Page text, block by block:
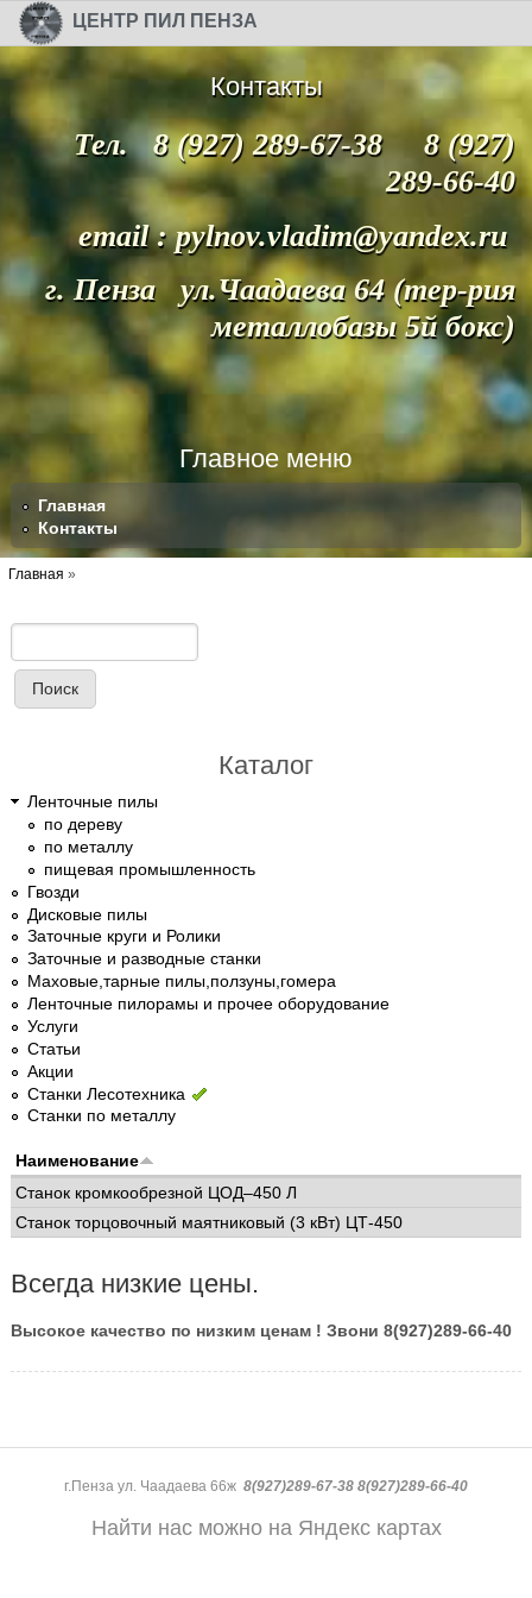
Перейти к основному содержанию
Skip to search
ЦЕНТР ПИЛ ПЕНЗА
Контакты
Тел. 8 (927) 289-67-38 8 (927)
289-66-40
email : pylnov.vladim@yandex.ru
г. Пенза ул.Чаадаева 64 (тер-рия
металлобазы 5й бокс)
Главное меню
Главная
Контакты
Вы здесь
Главная »
Поиск
Каталог
Ленточные пилы
по дереву
по металлу
пищевая промышленность
Гвозди
Дисковые пилы
Заточные круги и Ролики
Заточные и разводные станки
Маховые,тарные пилы,ползуны,гомера
Ленточные пилорамы и прочее оборудование
Услуги
Статьи
Акции
Станки Лесотехника
Станки по металлу
Наименование
Станок кромкообрезной ЦОД–450 Л
Станок торцовочный маятниковый (3 кВт) ЦТ-450
Всегда низкие цены.
Высокое качество по низким ценам ! Звони 8(927)289-66-40
г.Пенза ул. Чаадаева 66ж 8(927)289-67-38 8(927)289-66-40
Найти нас можно на Яндекс картах